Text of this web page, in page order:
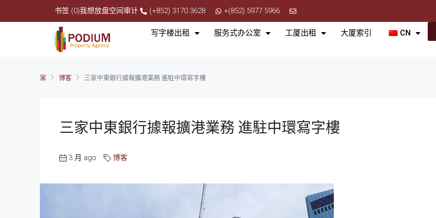
书签 (0)我想放盘空间审计 (+852) 3170 3628 +(852) 5977 5966
写字楼出租 服务式办公室 工厦出租 大厦索引 CN
家 博客 三家中東銀行據報擴港業務 進駐中環寫字樓
三家中東銀行據報擴港業務 進駐中環寫字樓
3 月 ago 博客